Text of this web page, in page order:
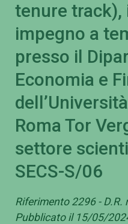
tenure track),
impegno a
presso il
Economia e
Roma Tor
settore
SECS-S/06
Riferimento 2296 -
Pubblicato il 15/05/